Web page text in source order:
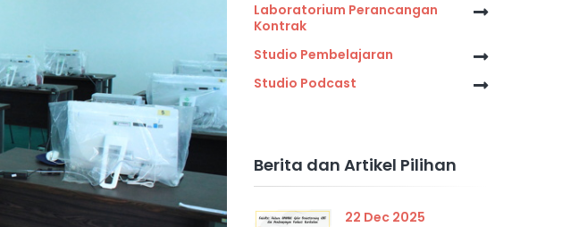
Laboratorium Perancangan
Kontrak
Studio Pembelajaran
Studio Podcast
Berita dan Artikel Pilihan
22 Dec 2025